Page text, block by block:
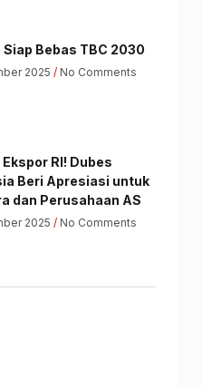
Bebas TBC 2030
2025 No Comments
RI! Dubes
Beri Apresiasi untuk
dan Perusahaan AS
2025 No Comments